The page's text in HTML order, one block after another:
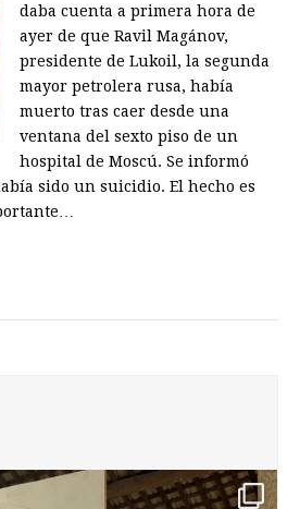
daba cuenta a primera hora de
ayer de que Ravil Magánov,
presidente de Lukoil, la segunda
mayor petrolera rusa, había
muerto tras caer desde una
ventana del sexto piso de un
hospital de Moscú. Se informó
sido un suicidio. El hecho es